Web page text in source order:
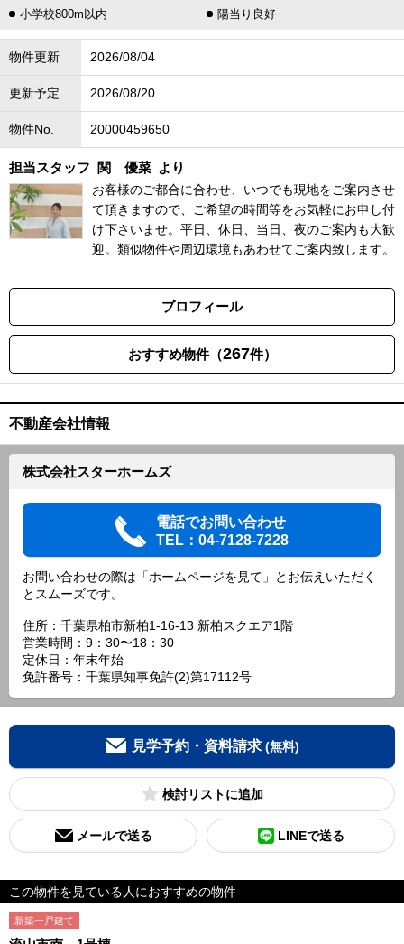
小学校800m以内 陽当り良好
物件更新 2026/08/04
更新予定 2026/08/20
物件No. 20000459650
担当スタッフ 関 優菜 より
お客様のご都合に合わせ、いつでも現地をご案内させ
て頂きますので、ご希望の時間等をお気軽にお申し付
け下さいませ。平日、休日、当日、夜のご案内も大歓
迎。類似物件や周辺環境もあわせてご案内致します。
プロフィール
おすすめ物件（267件）
不動産会社情報
株式会社スターホームズ
電話でお問い合わせ
TEL：04-7128-7228
お問い合わせの際は「ホームページを見て」とお伝えいただく
とスムーズです。
住所：千葉県柏市新柏1-16-13 新柏スクエア1階
営業時間：9：30〜18：30
定休日：年末年始
免許番号：千葉県知事免許(2)第17112号
見学予約・資料請求 (無料)
検討リスト
メールで送る LINEで送る
この物件を見ている人におすすめの物件
新築一戸建て